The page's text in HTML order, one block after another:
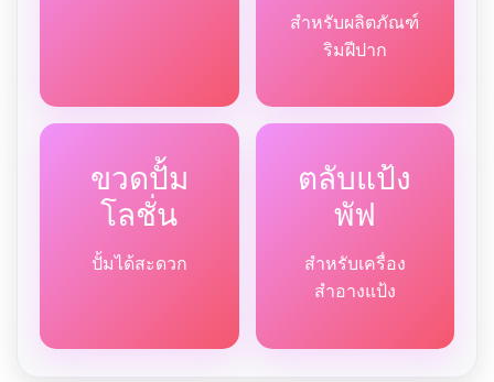
สำหรับผลิตภัณฑ์
ริมฝีปาก
ขวดปั้ม
โลชั่น
ปั้มได้สะดวก
ตลับแป้ง
พัฟ
สำหรับเครื่อง
สำอางแป้ง